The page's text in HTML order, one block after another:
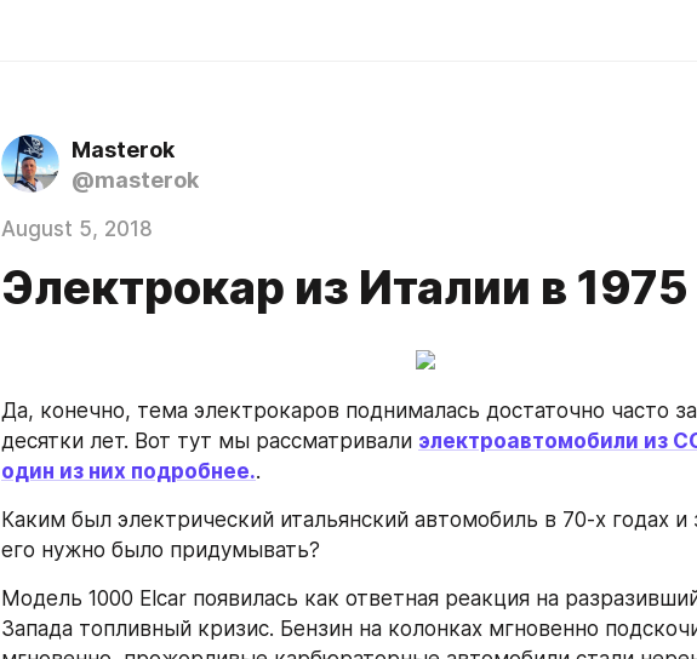
Masterok
@masterok
August 5, 2018
Электрокар из Италии в 1975
Да, конечно, тема электрокаров поднималась достаточно часто
десятки лет. Вот тут мы рассматривали электроавтомобили из
один из них подробнее..
Каким был электрический итальянский автомобиль в 70-х годах
его нужно было придумывать?
Модель 1000 Elcar появилась как ответная реакция на
Запада топливный кризис. Бензин на колонках мгновенно